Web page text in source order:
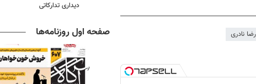
نادری
دیداری تدارکاتی
صفحه اول روزنامه‌ها